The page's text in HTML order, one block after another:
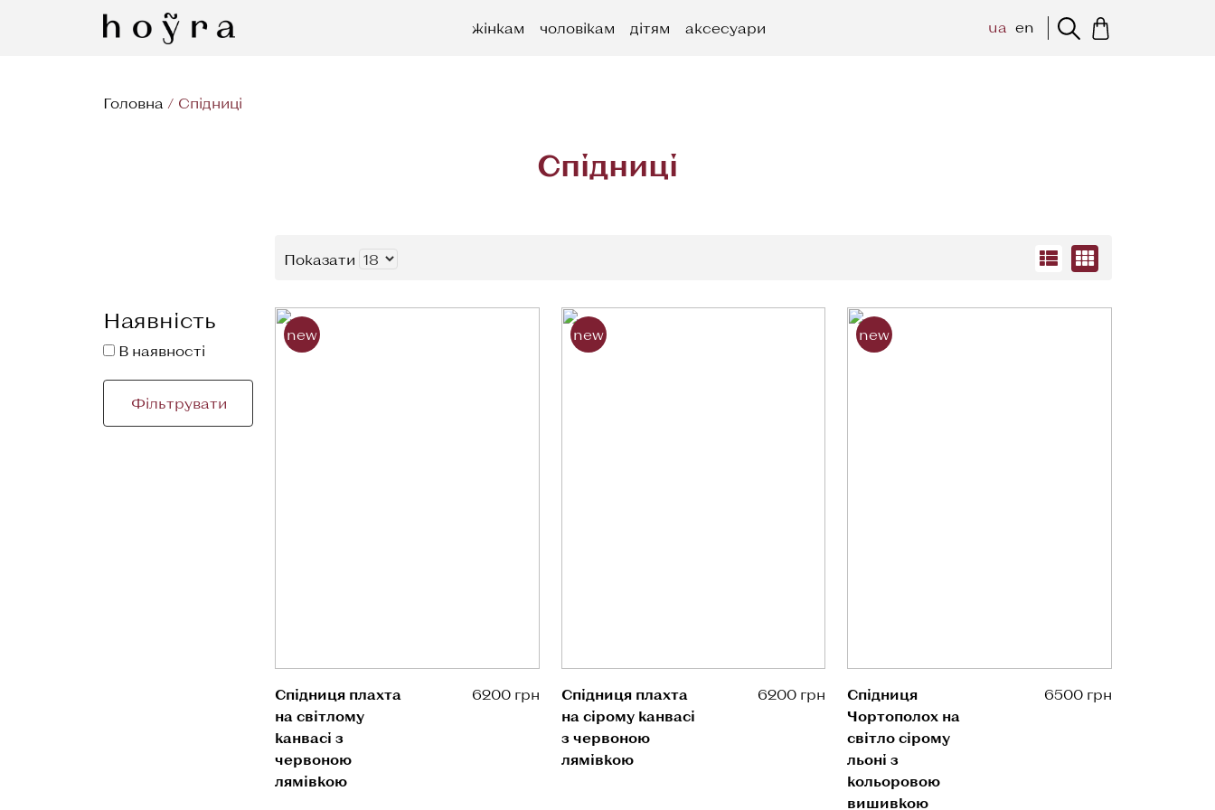
жінкам чоловікам дітям аксесуари ua en
Головна / Спідниці
Спідниці
Наявність
В наявності
Фільтрувати
Показати
Спідниця плахта
на світлому
канвасі з
червоною
лямівкою
6200 грн
new
Спідниця плахта
на сірому канвасі
з червоною
лямівкою
6200 грн
new
Спідниця
Чортополох на
світло сірому
льоні з
кольоровою
вишивкою
6500 грн
new